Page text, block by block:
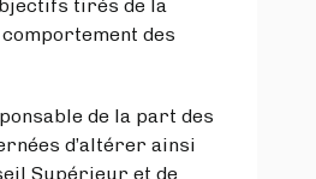
tirés de la
des
de la part des
d’altérer ainsi
Supérieur et de